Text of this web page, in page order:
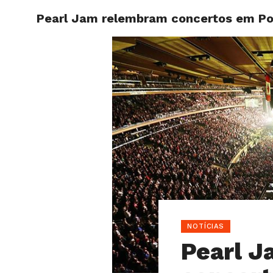
HOME
Pearl Jam relembram concertos em
NOTÍCIAS
Pearl